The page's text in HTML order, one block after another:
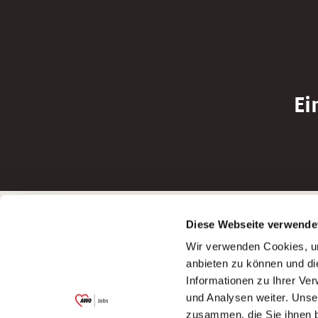
Diese Webseite
Wir verwenden Cookies,
anbieten zu können und
Informationen zu Ihrer
und Analysen weiter.
zusammen, die Sie ihnen
Garitz Bewirtschaftungsbetriebe GmbH
(Ein Tochterunternehmen des AWO
Bezirksverbandes Unterfranken e.V.)